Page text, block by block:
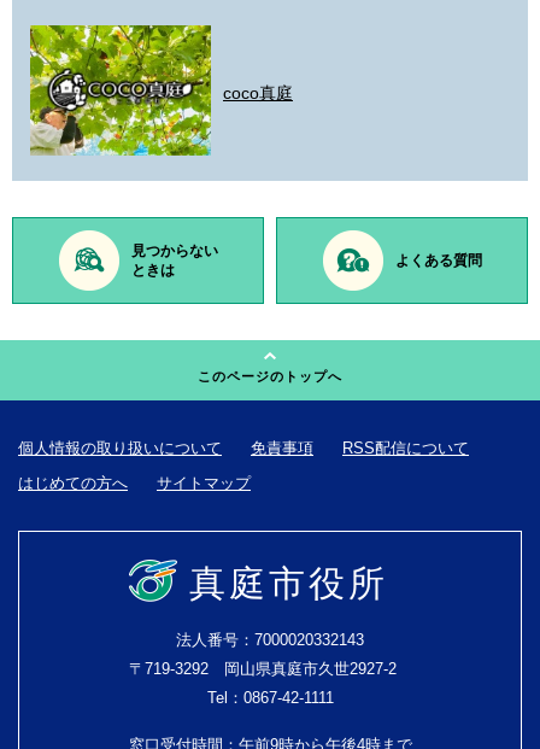
coco真庭
見つからない
ときは
よくある質問
このページのトップへ
個人情報の取り扱いについて 免責事項
RSS配信について
はじめての方へ
サイトマップ
真庭市役所
法人番号：7000020332143
〒719-3292 岡山県真庭市久世2927-2
Tel：0867-42-1111
窓口受付時間：午前9時から午後4時まで